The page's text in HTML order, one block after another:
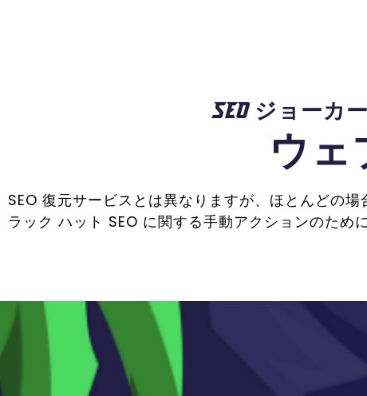
SEO ジョーカー
ウェ
SEO 復元サービスとは異なりますが、ほとんどの
ラック ハット SEO に関する手動アクションのため